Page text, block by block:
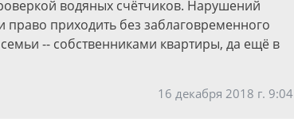
водяных счётчиков. Нарушений
приходить без заблаговременного
-- собственниками квартиры, да ещё в
16 декабря 2018 г. 9:04